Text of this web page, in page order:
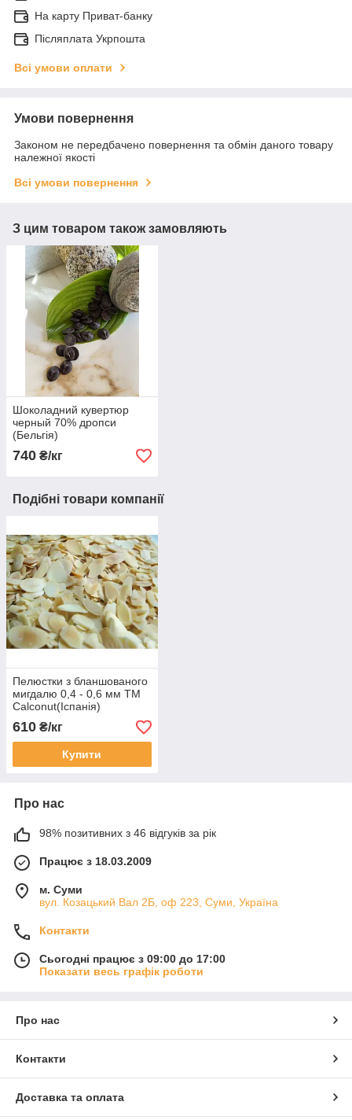
На карту Приват-банку
Післяплата Укрпошта
Всі умови оплати
Умови повернення
Законом не передбачено повернення та обмін даного товару
належної якості
Всі умови повернення
З цим товаром також замовляють
Шоколадний кувертюр
черный 70% дропси
(Бельгія)
740 ₴/кг
Подібні товари компанії
Пелюстки з бланшованого
мигдалю 0,4 - 0,6 мм TM
Calconut(Іспанія)
610 ₴/кг
Купити
Про нас
98% позитивних з 46 відгуків за рік
Працює з 18.03.2009
м. Суми
вул. Козацький Вал 2Б, оф 223, Суми, Україна
Контакти
Сьогодні працює з 09:00 до 17:00
Показати весь графік роботи
Про нас
Контакти
Доставка та оплата